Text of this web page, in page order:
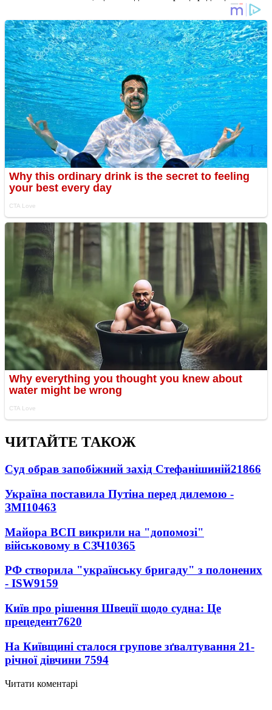
ЧИТАЙТЕ ТАКОЖ
Суд обрав запобіжний захід Стефанішиній21866
Україна поставила Путіна перед дилемою -
ЗМІ10463
Майора ВСП викрили на "допомозі"
військовому в СЗЧ10365
РФ створила "українську бригаду" з полонених
- ISW9159
Київ про рішення Швеції щодо судна: Це
прецедент7620
На Київщині сталося групове зґвалтування 21-
річної дівчини 7594
Читати коментарі